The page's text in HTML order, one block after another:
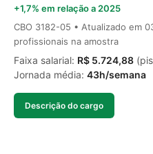
+1,7% em relação a 2025
CBO 3182-05 • Atualizado em
profissionais na amostra
Faixa salarial: R$ 5.724,88
Jornada média: 43h/semana
Descrição do cargo